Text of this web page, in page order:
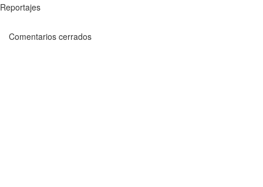
Reportajes
Comentarios cerrados